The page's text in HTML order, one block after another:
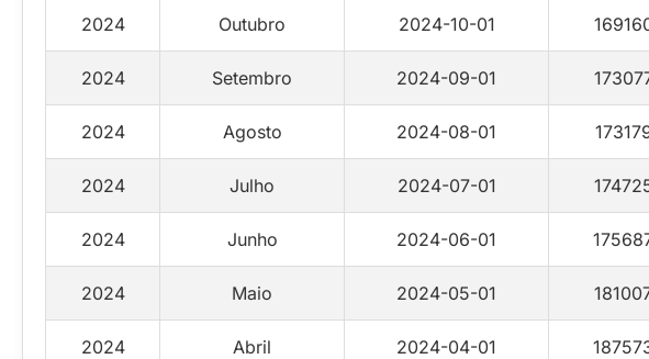
2024 Outubro 2024-10-01
2024 Setembro 2024-09-01
2024 Agosto 2024-08-01
2024 Julho 2024-07-01
2024 Junho 2024-06-01
2024 Maio 2024-05-01
2024 Abril 2024-04-01